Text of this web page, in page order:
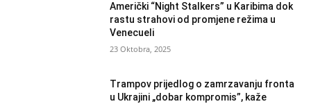
Američki “Night Stalkers” u Karibima dok
rastu strahovi od promjene režima u
Venecueli
23 Oktobra, 2025
Trampov prijedlog o zamrzavanju fronta
u Ukrajini „dobar kompromis”, kaže